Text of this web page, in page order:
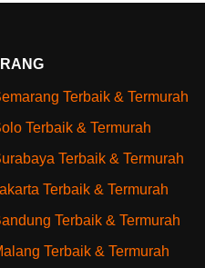
Terbaik & Termurah
Terbaik & Termurah
Terbaik & Termurah
Terbaik & Termurah
Terbaik & Termurah
Terbaik & Termurah